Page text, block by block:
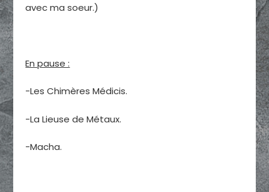
avec ma soeur.)
En pause :
-Les Chimères Médicis.
-La Lieuse de Métaux.
-Macha.